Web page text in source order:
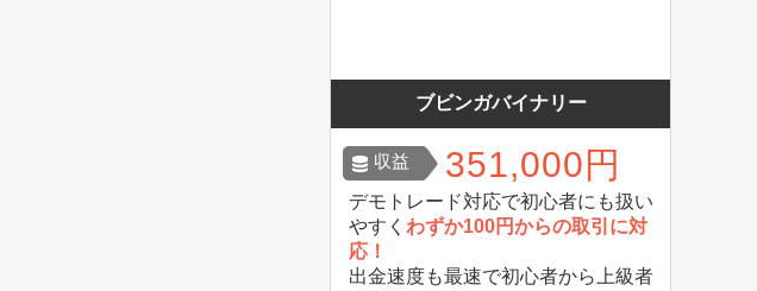
ブビンガバイナリー
収益 351,000円
デモトレード対応で初心者にも扱い
やすく わずか100円からの取引に対
応！
出金速度も最速で初心者から上級者